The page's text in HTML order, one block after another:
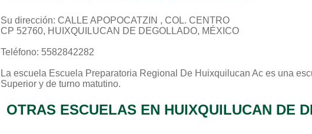
Su dirección: CALLE APOPOCATZIN , COL. CENTRO
CP 52760, HUIXQUILUCAN DE DEGOLLADO, MÉXICO
Teléfono: 5582842282
La escuela Escuela Preparatoria Regional De Huixquilucan Ac es una
Superior y de turno matutino.
OTRAS ESCUELAS EN HUIXQUILUCAN DE